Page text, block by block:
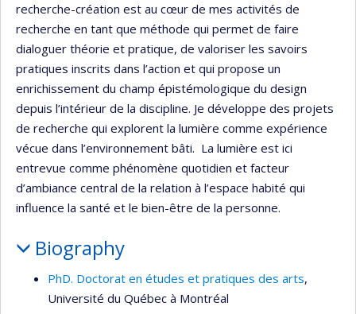
recherche-création est au cœur de mes activités de
recherche en tant que méthode qui permet de faire
dialoguer théorie et pratique, de valoriser les savoirs
pratiques inscrits dans l’action et qui propose un
enrichissement du champ épistémologique du design
depuis l’intérieur de la discipline. Je développe des projets
de recherche qui explorent la lumière comme expérience
vécue dans l’environnement bâti. La lumière est ici
entrevue comme phénomène quotidien et facteur
d’ambiance central de la relation à l’espace habité qui
influence la santé et le bien-être de la personne.
Biography
PhD. Doctorat en études et pratiques des arts,
Université du Québec à Montréal